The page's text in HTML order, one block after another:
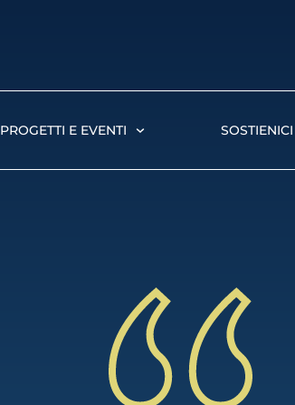
PROGETTI E EVENTI SOSTIENICI